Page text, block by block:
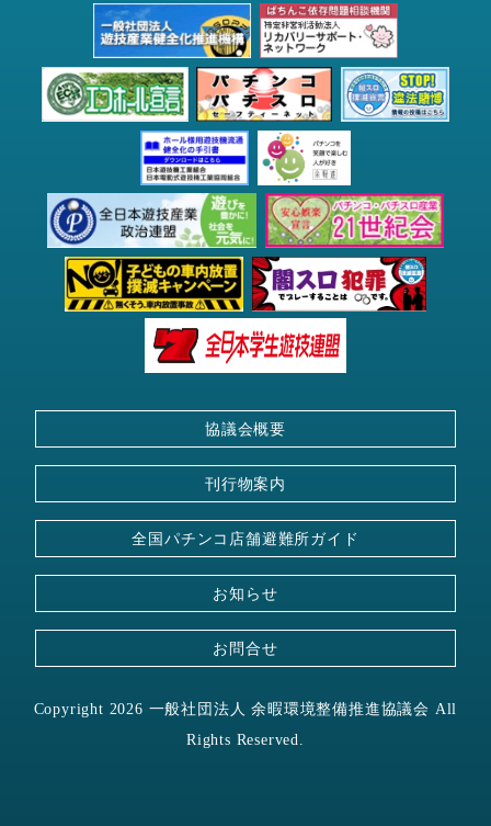
協議会概要
刊行物案内
全国パチンコ店舗避難所ガイド
お知らせ
お問合せ
Copyright 2026 一般社団法人 余暇環境整備推進協議会 All
Rights Reserved.